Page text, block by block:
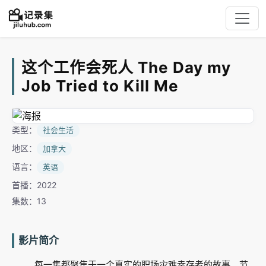
这个工作会死人 The Day my
Job Tried to Kill Me
类型： 社会生活
地区： 加拿大
语言： 英语
首播：2022
集数：13
影片简介